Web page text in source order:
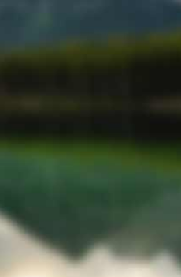
gouvernement
du